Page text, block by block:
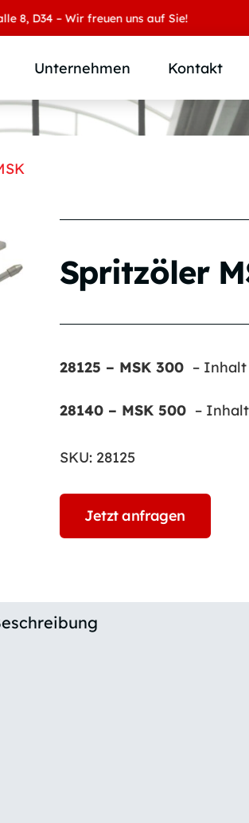
– Wir freuen uns auf Sie!
und Märkte
Unternehmen
wir sind
Gruppe
Kontakt
Spritzöler
28125 – MSK 300 –
28140 – MSK 500 –
SKU: 28125
Jetzt anfragen